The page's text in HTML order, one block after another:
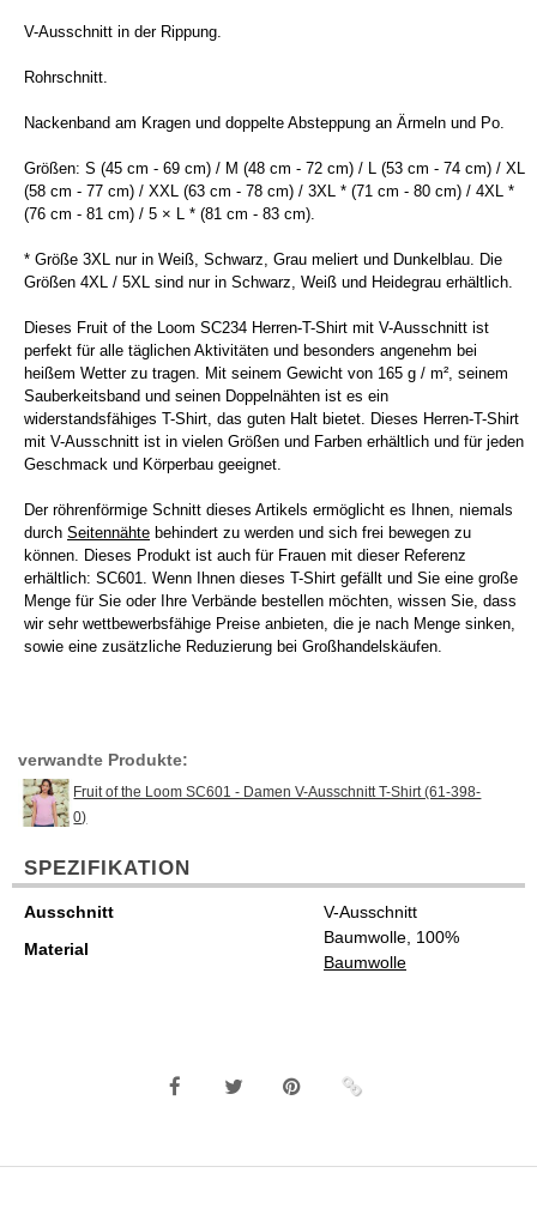
V-Ausschnitt in der Rippung.
Rohrschnitt.
Nackenband am Kragen und doppelte Absteppung an Ärmeln und Po.
Größen: S (45 cm - 69 cm) / M (48 cm - 72 cm) / L (53 cm - 74 cm) / XL
(58 cm - 77 cm) / XXL (63 cm - 78 cm) / 3XL * (71 cm - 80 cm) / 4XL *
(76 cm - 81 cm) / 5 × L * (81 cm - 83 cm).
* Größe 3XL nur in Weiß, Schwarz, Grau meliert und Dunkelblau. Die
Größen 4XL / 5XL sind nur in Schwarz, Weiß und Heidegrau erhältlich.
Dieses Fruit of the Loom SC234 Herren-T-Shirt mit V-Ausschnitt ist
perfekt für alle täglichen Aktivitäten und besonders angenehm bei
heißem Wetter zu tragen. Mit seinem Gewicht von 165 g / m², seinem
Sauberkeitsband und seinen Doppelnähten ist es ein
widerstandsfähiges T-Shirt, das guten Halt bietet. Dieses Herren-T-Shirt
mit V-Ausschnitt ist in vielen Größen und Farben erhältlich und für jeden
Geschmack und Körperbau geeignet.
Der röhrenförmige Schnitt dieses Artikels ermöglicht es Ihnen, niemals
durch Seitennähte behindert zu werden und sich frei bewegen zu
können. Dieses Produkt ist auch für Frauen mit dieser Referenz
erhältlich: SC601. Wenn Ihnen dieses T-Shirt gefällt und Sie eine große
Menge für Sie oder Ihre Verbände bestellen möchten, wissen Sie, dass
wir sehr wettbewerbsfähige Preise anbieten, die je nach Menge sinken,
sowie eine zusätzliche Reduzierung bei Großhandelskäufen.
verwandte Produkte:
Fruit of the Loom SC601 - Damen V-Ausschnitt T-Shirt (61-398-
0)
SPEZIFIKATION
Ausschnitt
V-Ausschnitt
Material
Baumwolle, 100%
Baumwolle